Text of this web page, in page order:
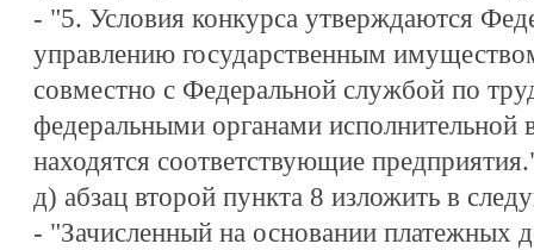
- "5. Условия конкурса утверждаются
управлению государственным
совместно с Федеральной службой по
федеральными органами исполнительной
находятся соответствующие
д) абзац второй пункта 8 изложить в
- "Зачисленный на основании платежных